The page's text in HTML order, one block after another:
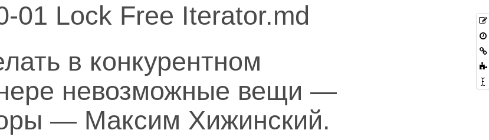
01 Lock Free Iterator.md
в конкурентном
невозможные вещи —
— Максим Хижинский.